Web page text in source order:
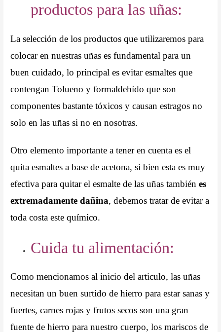
productos para las uñas:
La selección de los productos que utilizaremos para
colocar en nuestras uñas es fundamental para un
buen cuidado, lo principal es evitar esmaltes que
contengan Tolueno y formaldehído que son
componentes bastante tóxicos y causan estragos no
solo en las uñas si no en nosotras.
Otro elemento importante a tener en cuenta es el
quita esmaltes a base de acetona, si bien esta es muy
efectiva para quitar el esmalte de las uñas tambiénes
extremadamente dañina, debemos tratar de evitar a
toda costa este químico.
Cuida tu alimentación:
Como mencionamos al inicio del articulo, las uñas
necesitan un buen surtido de hierro para estar sanas y
fuertes, carnes rojas y frutos secos son una gran
fuente de hierro para nuestro cuerpo, los mariscos de